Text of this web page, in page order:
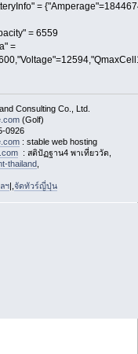
=
= 6559
=
Consulting Co., Ltd.
(Golf)
0926
: stable web hosting
: สติปัฏฐาน4 พาเที่ยววัด,
thailand,
ฯ|, จัดทัวร์ญี่ปุ่น